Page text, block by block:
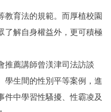
教育法的規範。而厚植校園
了解自身權益外，更可積極
推薦講師曾渼津司法訪談
學生間的性別平等案例，進
件中學習性騷擾、性霸凌及